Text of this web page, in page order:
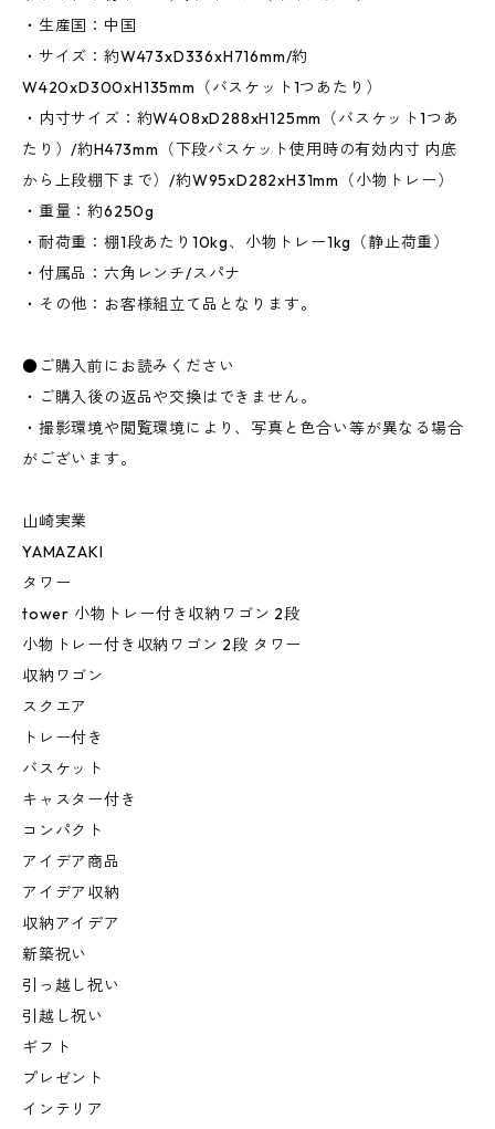
・生産国：中国
・サイズ：約W473xD336xH716mm/約
W420xD300xH135mm（バスケット1つあたり）
・内寸サイズ：約W408xD288xH125mm（バスケット1つあ
たり）/約H473mm（下段バスケット使用時の有効内寸 内底
から上段棚下まで）/約W95xD282xH31mm（小物トレー）
・重量：約6250g
・耐荷重：棚1段あたり10kg、小物トレー1kg（静止荷重）
・付属品：六角レンチ/スパナ
・その他：お客様組立て品となります。
●ご購入前にお読みください
・ご購入後の返品や交換はできません。
・撮影環境や閲覧環境により、写真と色合い等が異なる場合
がございます。
山崎実業
YAMAZAKI
タワー
tower 小物トレー付き収納ワゴン 2段
小物トレー付き収納ワゴン 2段 タワー
収納ワゴン
スクエア
トレー付き
バスケット
キャスター付き
コンパクト
アイデア商品
アイデア収納
収納アイデア
新築祝い
引っ越し祝い
引越し祝い
ギフト
プレゼント
インテリア